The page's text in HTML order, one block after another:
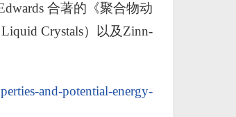
合著的《聚合物动
Crystals）以及Zinn-
and-potential-energy-